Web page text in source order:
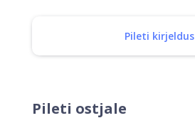
Pileti kirjeldus
Pileti ostjale